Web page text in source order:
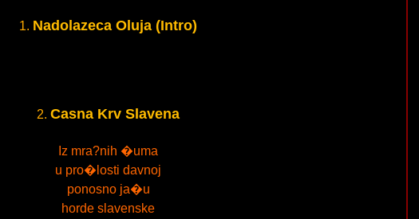
1. Nadolazeca Oluja (Intro)
2. Casna Krv Slavena
Iz mra?nih �uma
u pro�losti davnoj
ponosno ja�u
horde slavenske